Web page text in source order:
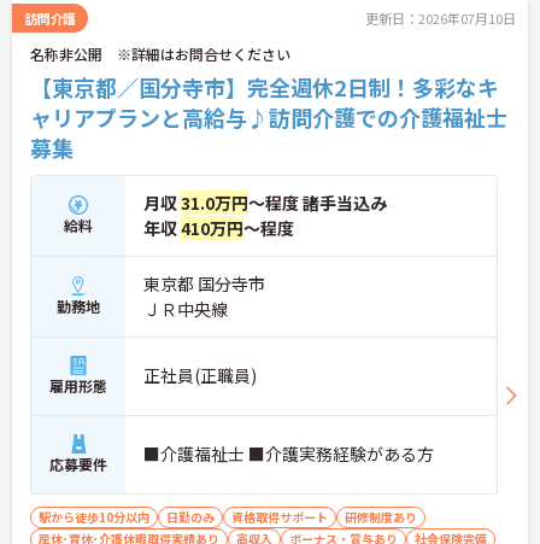
合えます。
＜頑張りがしっかり給与に反映される仕組み＞「社
員を大事にする」をモットーに、業界トップクラス
の給与水準を目指しています。賞与は年2回あり、資
格手当や土日出勤手当も充実。キャリアパスも明確
で、管理者へのステップアップなど、頑張りに応じ
て収入もやりがいもアップします。
訪問介護 更新日：2026年07月10日
名称非公開 ※詳細はお問合せください
【東京都／国分寺市】完全週休2日制！多彩なキ
ャリアプランと高給与♪訪問介護での介護福祉士
募集
給料
月収31.0万円～程度 諸手当込み
年収410万円～程度
勤務地
東京都 国分寺市
ＪＲ中央線
雇用形態 正社員(正職員)
応募要件 ■介護福祉士 ■介護実務経験がある方
駅から徒歩10分以内 日勤のみ 資格取得サポート
研修制度あり
産休･育休･介護休暇取得実績あり
高収入 ボーナス・賞与あり
社会保険完備